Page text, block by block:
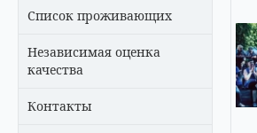
Список проживающих
Независимая оценка
качества
Контакты